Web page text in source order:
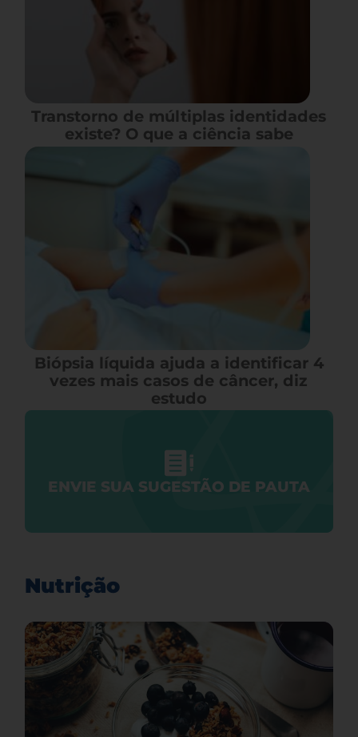
Transtorno de múltiplas identidades
existe? O que a ciência sabe
Biópsia líquida ajuda a identificar 4
vezes mais casos de câncer, diz
estudo
ENVIE SUA SUGESTÃO DE PAUTA
Nutrição